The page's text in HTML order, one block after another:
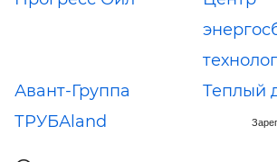
Авант-Группа
Теплый
ТРУБАland